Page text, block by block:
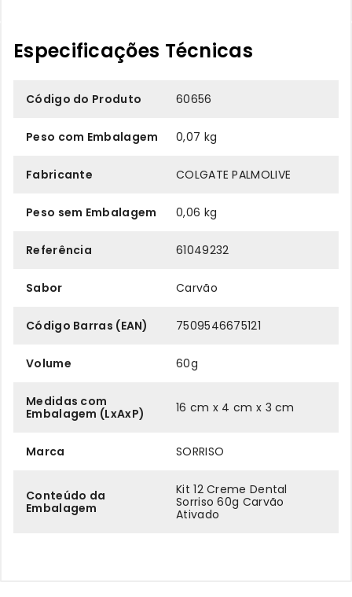
Especificações Técnicas
Código do Produto 60656
Peso com Embalagem 0,07 kg
Fabricante COLGATE PALMOLIVE
Peso sem Embalagem 0,06 kg
Referência 61049232
Sabor Carvão
Código Barras (EAN) 7509546675121
Volume 60g
Medidas com
Embalagem (LxAxP)
16 cm x 4 cm x 3 cm
Marca SORRISO
Conteúdo da
Embalagem
Kit 12 Creme Dental
Sorriso 60g Carvão
Ativado